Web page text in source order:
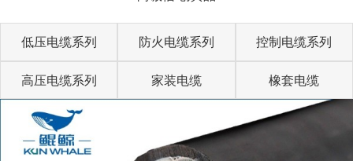
低压电缆系列 防火电缆系列 控制电缆系列
高压电缆系列 家装电缆 橡套电缆